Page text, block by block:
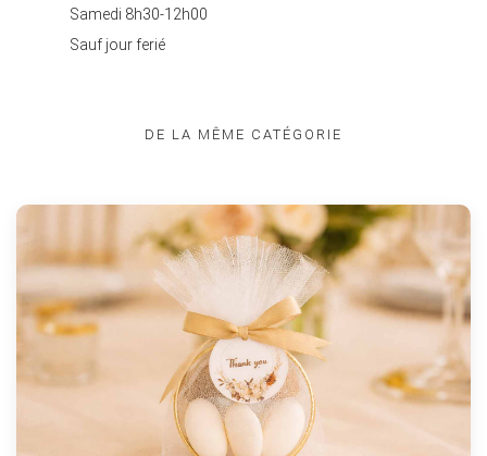
Samedi 8h30-12h00
Sauf jour ferié
DE LA MÊME CATÉGORIE